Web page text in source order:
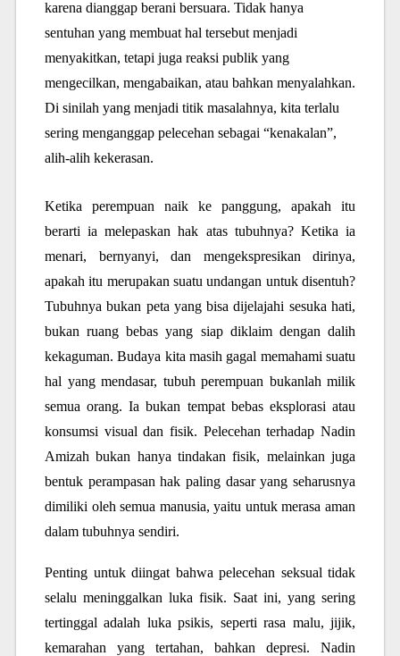
karena dianggap berani bersuara. Tidak hanya
sentuhan yang membuat hal tersebut menjadi
menyakitkan, tetapi juga reaksi publik yang
mengecilkan, mengabaikan, atau bahkan menyalahkan.
Di sinilah yang menjadi titik masalahnya, kita terlalu
sering menganggap pelecehan sebagai “kenakalan”,
alih-alih kekerasan.
Ketika perempuan naik ke panggung, apakah itu
berarti ia melepaskan hak atas tubuhnya? Ketika ia
menari, bernyanyi, dan mengekspresikan dirinya,
apakah itu merupakan suatu undangan untuk disentuh?
Tubuhnya bukan peta yang bisa dijelajahi sesuka hati,
bukan ruang bebas yang siap diklaim dengan dalih
kekaguman. Budaya kita masih gagal memahami suatu
hal yang mendasar, tubuh perempuan bukanlah milik
semua orang. Ia bukan tempat bebas eksplorasi atau
konsumsi visual dan fisik. Pelecehan terhadap Nadin
Amizah bukan hanya tindakan fisik, melainkan juga
bentuk perampasan hak paling dasar yang seharusnya
dimiliki oleh semua manusia, yaitu untuk merasa aman
dalam tubuhnya sendiri.
Penting untuk diingat bahwa pelecehan seksual tidak
selalu meninggalkan luka fisik. Saat ini, yang sering
tertinggal adalah luka psikis, seperti rasa malu, jijik,
kemarahan yang tertahan, bahkan depresi. Nadin